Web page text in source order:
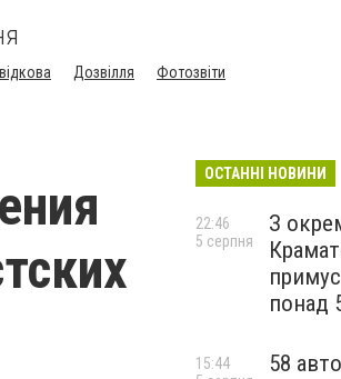
Дозвілля Фотозвіти
ОСТАННІ НОВИНИ
З
понад
22:46
5 серпня
58
15:44